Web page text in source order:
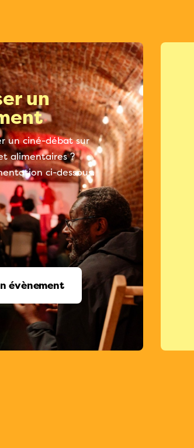
un
un ciné-débat sur
alimentaires ?
ci-dessous.
évènement